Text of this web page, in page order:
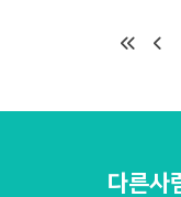
다른사